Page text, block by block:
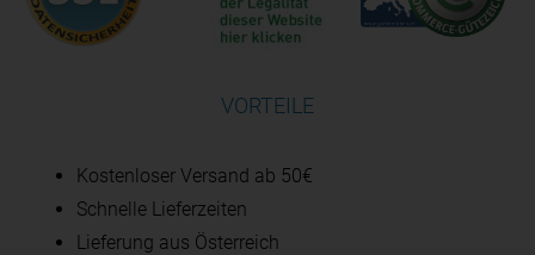
VORTEILE
Kostenloser Versand ab 50€
Schnelle Lieferzeiten
Lieferung aus Österreich